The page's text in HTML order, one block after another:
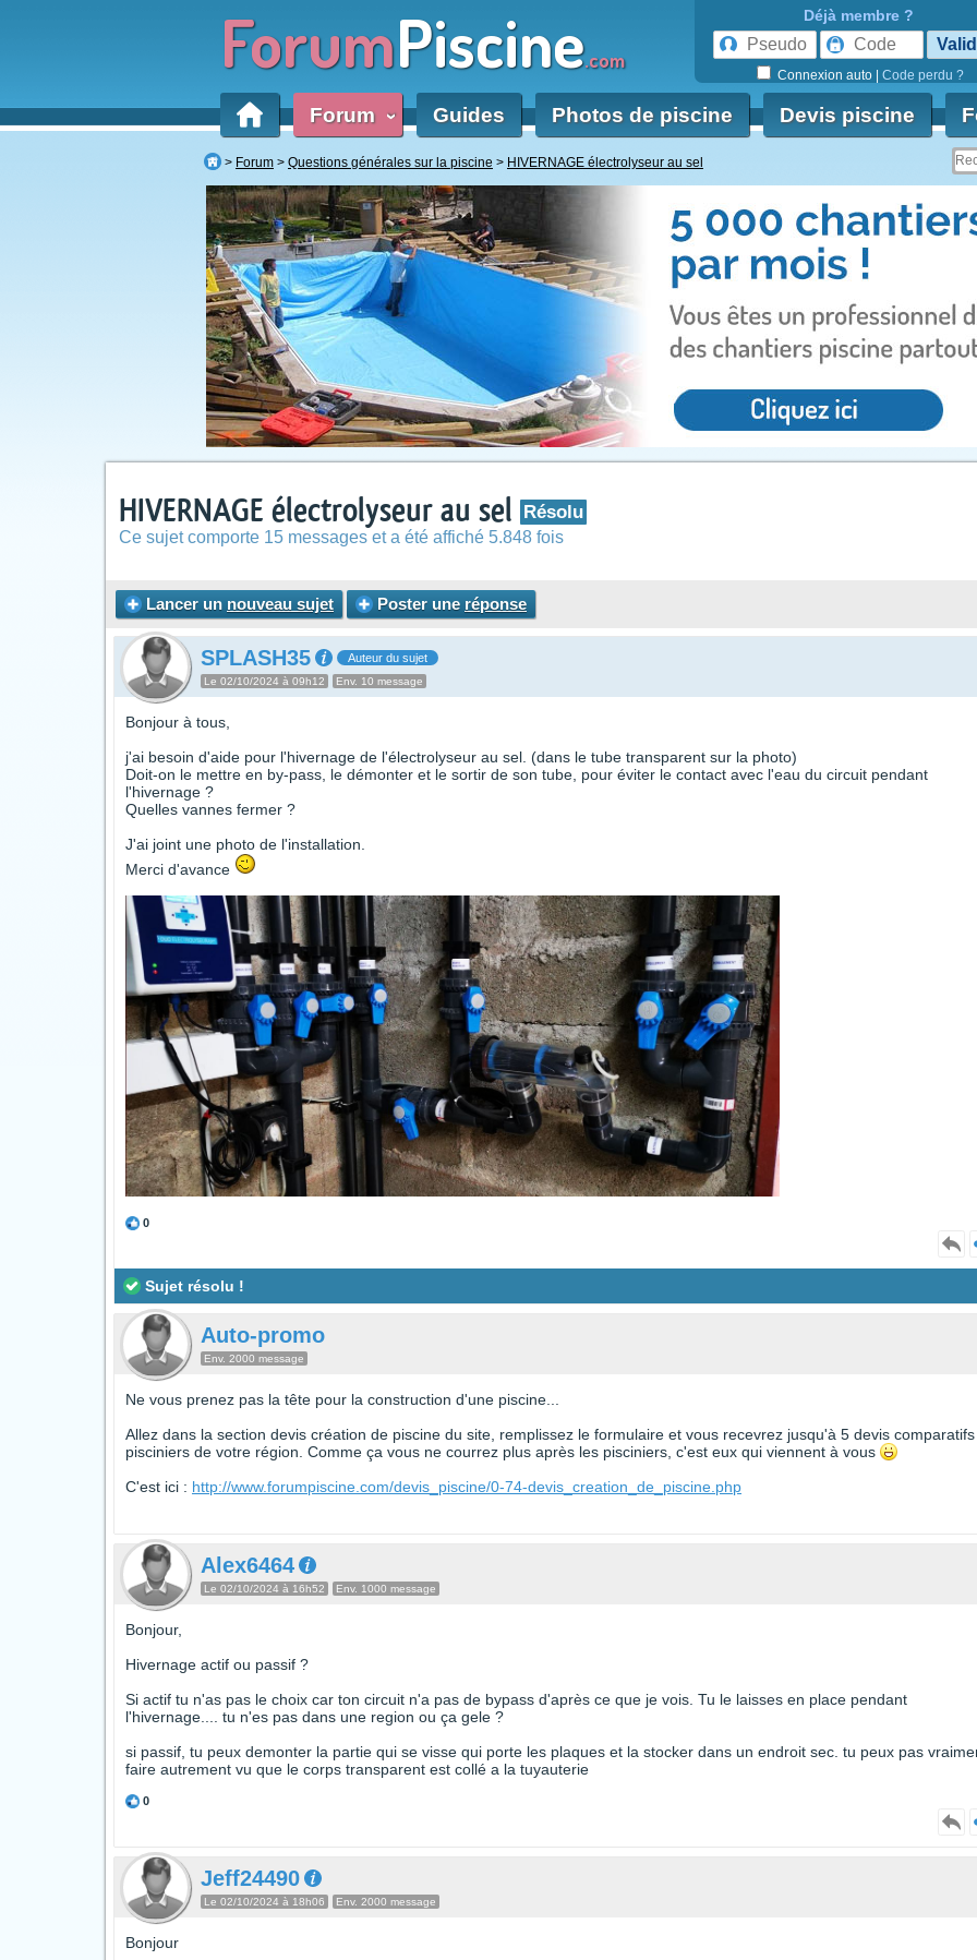
ForumPiscine.com
Déjà membre ?
Connexion auto Code perdu ?
Forum ‹ Guides Photos de piscine Devis piscine
Forum Questions générales sur la piscine HIVERNAGE électrolyseur au sel
HIVERNAGE électrolyseur au sel Résolu
Ce sujet comporte 15 messages et a été affiché 5.848 fois
Lancer un nouveau sujet Poster une réponse
SPLASH35 Auteur du sujet
Le 02/10/2024 à 09h12 Env. 10 message
Bonjour à tous,
j'ai besoin d'aide pour l'hivernage de l'électrolyseur au sel. (dans le tube transparent sur la photo)
Doit-on le mettre en by-pass, le démonter et le sortir de son tube, pour éviter le contact avec l'eau du circuit pendant
l'hivernage ?
Quelles vannes fermer ?
J'ai joint une photo de l'installation.
Merci d'avance
0
Sujet résolu !
Auto-promo
Env. 2000 message
Ne vous prenez pas la tête pour la construction d'une piscine...
Allez dans la section devis création de piscine du site, remplissez le formulaire et vous recevrez jusqu'à 5 devis
pisciniers de votre région. Comme ça vous ne courrez plus après les pisciniers, c'est eux qui viennent à vous
C'est ici : http://www.forumpiscine.com/devis_piscine/0-74-devis_creation_de_piscine.php
Alex6464
Le 02/10/2024 à 16h52 Env. 1000 message
Bonjour,
Hivernage actif ou passif ?
Si actif tu n'as pas le choix car ton circuit n'a pas de bypass d'après ce que je vois. Tu le laisses en place pendant
l'hivernage.... tu n'es pas dans une region ou ça gele ?
si passif, tu peux demonter la partie qui se visse qui porte les plaques et la stocker dans un endroit sec. tu peux pas
faire autrement vu que le corps transparent est collé a la tuyauterie
0
Jeff24490
Le 02/10/2024 à 18h06 Env. 2000 message
Bonjour